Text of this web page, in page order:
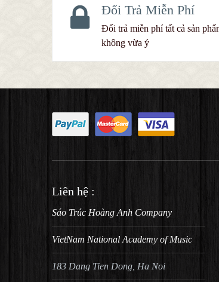
Đổi Trả Miễn Phí
Đổi trả miễn phí tất cả sản
không vừa ý
Liên hệ :
Sáo Trúc Hoàng Anh Company
VietNam National Academy of Music
183 Dang Tien Dong, Ha Noi